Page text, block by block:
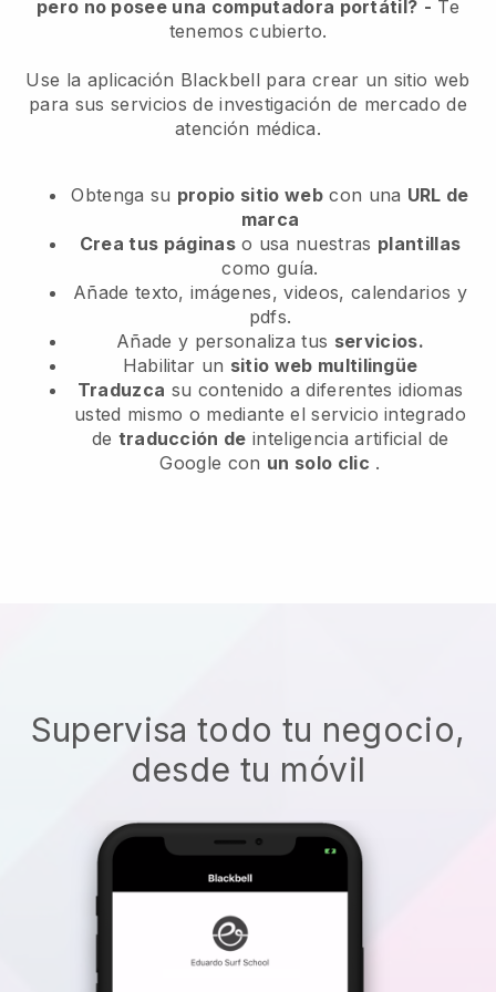
pero no posee una computadora portátil? - Te
tenemos cubierto.
Use la aplicación Blackbell para crear un sitio web
para sus servicios de investigación de mercado de
atención médica.
Obtenga su propio sitio webcon una URL de
marca
Crea tus páginaso usa nuestras plantillas
como guía.
Añade texto, imágenes, videos, calendarios y
pdfs.
Añade y personaliza tus servicios.
Habilitar un sitio web multilingüe
Traduzca su contenido a diferentes idiomas
usted mismo o mediante el servicio integrado
de traducción de inteligencia artificial de
Google con un solo clic .
Supervisa todo tu negocio,
desde tu móvil